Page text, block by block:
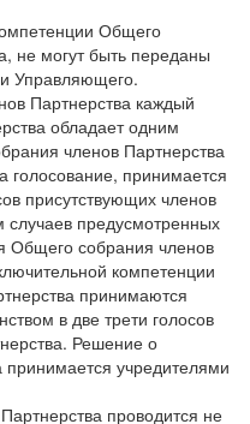
Общего
не могут быть переданы
Управляющего.
Партнерства каждый
обладает одним
членов Партнерства
голосование, принимается
присутствующих членов
случаев предусмотренных
Общего собрания членов
компетенции
принимаются
в две трети голосов
Решение о
принимается учредителями
проводится не